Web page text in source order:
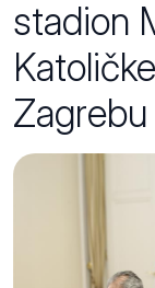
stadion
Zagrebu